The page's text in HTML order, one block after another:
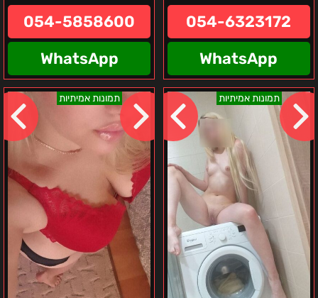
054-6323172
WhatsApp
054-5858600
WhatsApp
תמונות אמיתיות
מרינה
–
אזור
חיפה
תמונות אמיתיות
מישה-
בחורה
אוקראינית
לך
הפנטזיות
–
חיפה
והסביבה